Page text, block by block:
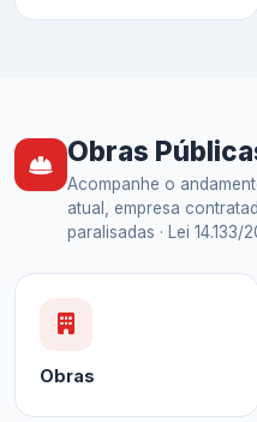
Obras
Acompanhe o
atual, empresa
paralisadas · Lei 14.133/
Obras